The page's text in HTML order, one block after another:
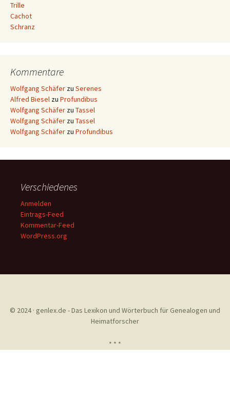
Trille
Cachot
Schranz
Kommentare
Wolfgang Schäfer zu Serenes
Alfred Biesel zu Profundibus
Wolfgang Schäfer zu Tassel
Wolfgang Schäfer zu Tassel
Wolfgang Schäfer zu Profundibus
Verschiedenes
Anmelden
Eintrags-Feed
Kommentar-Feed
WordPress.org
© 2024 · genlex.de - Das Lexikon und Wörterbuch für Genealogen und
Heimatforscher
* * *